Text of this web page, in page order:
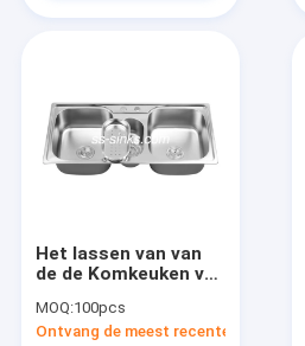
Het lassen van van
de de Komkeuken van
Bassinroestvrije
staal Drievoudige
MOQ:100pcs
Ontvang de meest recente Prijs